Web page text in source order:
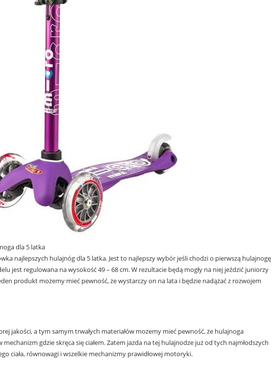
dla 5 latka
najlepszych hulajnóg dla 5 latka. Jest to najlepszy wybór jeśli chodzi o pierwszą hulajnogę
jest regulowana na wysokość 49 – 68 cm. W rezultacie będą mogły na niej jeździć juniorzy
produkt możemy mieć pewność, że wystarczy on na lata i będzie nadążać z rozwojem
jakości, a tym samym trwałych materiałów możemy mieć pewność, że hulajnoga
gdzie skręca się ciałem. Zatem jazda na tej hulajnodze już od tych najmłodszych
ciała, równowagi i wszelkie mechanizmy prawidłowej motoryki.